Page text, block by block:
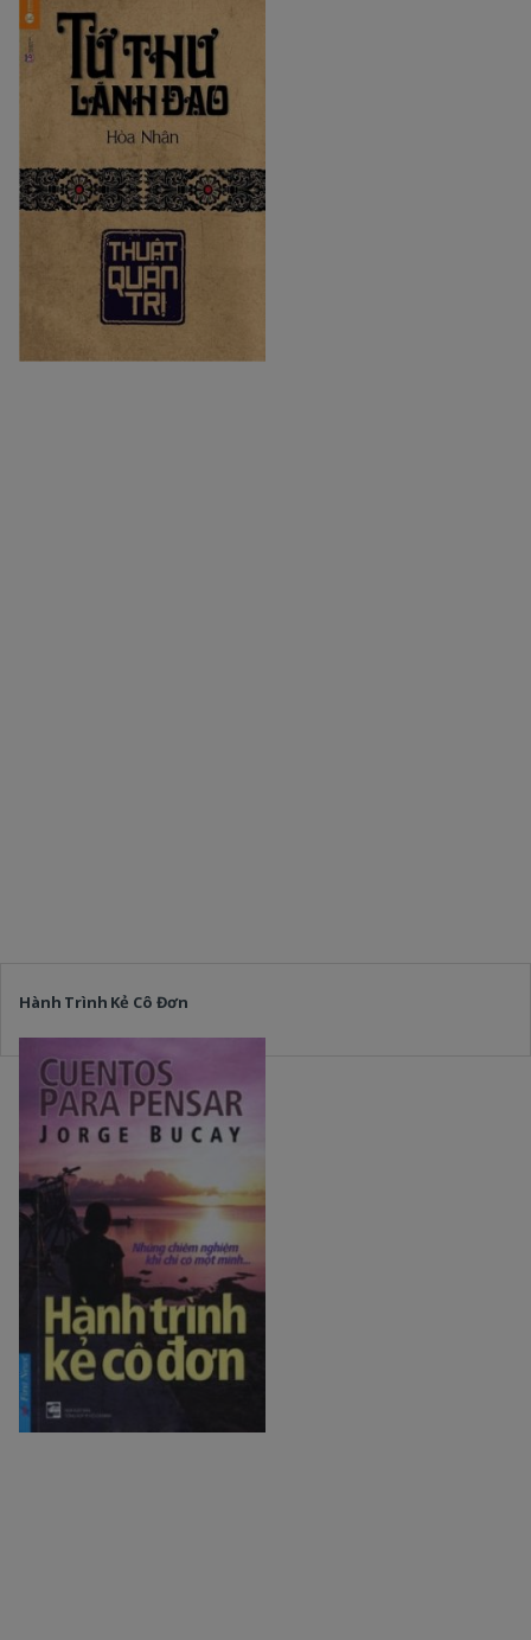
Hành Trình Kẻ Cô Đơn